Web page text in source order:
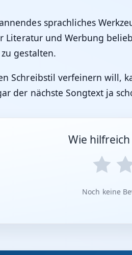
sprachliches
Literatur und Werbung
gestalten.
Schreibstil verfeinern will,
der nächste Songtext ja
Wie
Noch keine